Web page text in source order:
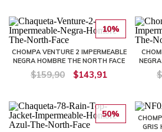
10%
CHOMPA VENTURE 2 IMPERMEABLE
NEGRA HOMBRE THE NORTH FACE
$159,90 $143,91
50%
GRIS